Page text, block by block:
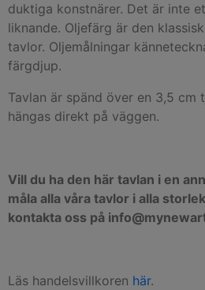
duktiga konstnärer. Det är inte
liknande. Oljefärg är den
tavlor. Oljemålningar
färgdjup.
Tavlan är spänd över en 3,5 cm
hängas direkt på väggen.
Vill du ha den här tavlan i en
måla alla våra tavlor i alla
kontakta oss på
Läs handelsvillkoren här.